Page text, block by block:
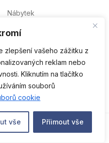
zlepšení vašeho zážitku z
reklam nebo
Kliknutím na tlačítko
souborů
cookie
vše Příimout vše
Nábytek
14 600
Košík